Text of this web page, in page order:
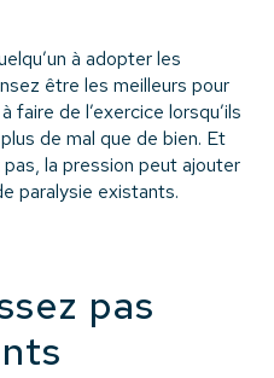
à adopter les
être les meilleurs pour
faire de l’exercice lorsqu’ils
de mal que de bien. Et
la pression peut ajouter
paralysie existants.
pas